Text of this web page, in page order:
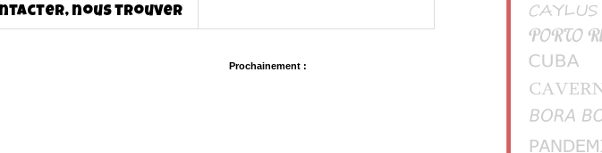
nous trouver
Prochainement :